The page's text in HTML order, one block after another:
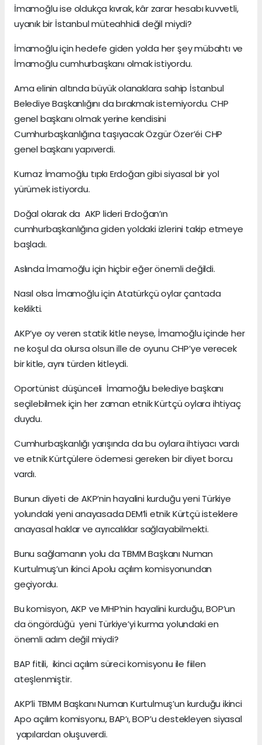
İmamoğlu ise oldukça kıvrak, kâr zarar hesabı kuvvetli,
uyanık bir İstanbul müteahhidi değil miydi?
İmamoğlu için hedefe giden yolda her şey mübahtı ve
İmamoğlu cumhurbaşkanı olmak istiyordu.
Ama elinin altında büyük olanaklara sahip İstanbul
Belediye Başkanlığını da bırakmak istemiyordu. CHP
genel başkanı olmak yerine kendisini
Cumhurbaşkanlığına taşıyacak Özgür Özer’éi CHP
genel başkanı yapıverdi.
Kurnaz İmamoğlu tıpkı Erdoğan gibi siyasal bir yol
yürümek istiyordu.
Doğal olarak da AKP lideri Erdoğan’ın
cumhurbaşkanlığına giden yoldaki izlerini takip etmeye
başladı.
Aslında İmamoğlu için hiçbir eğer önemli değildi.
Nasıl olsa İmamoğlu için Atatürkçü oylar çantada
keklikti.
AKP’ye oy veren statik kitle neyse, İmamoğlu içinde her
ne koşul da olursa olsun ille de oyunu CHP’ye verecek
bir kitle, aynı türden kitleydi.
Oportünist düşünceli İmamoğlu belediye başkanı
seçilebilmek için her zaman etnik Kürtçü oylara ihtiyaç
duydu.
Cumhurbaşkanlığı yarışında da bu oylara ihtiyacı vardı
ve etnik Kürtçülere ödemesi gereken bir diyet borcu
vardı.
Bunun diyeti de AKP’nin hayalini kurduğu yeni Türkiye
yolundaki yeni anayasada DEM’li etnik Kürtçü isteklere
anayasal haklar ve ayrıcalıklar sağlayabilmekti.
Bunu sağlamanın yolu da TBMM Başkanı Numan
Kurtulmuş’un ikinci Apolu açılım komisyonundan
geçiyordu.
Bu komisyon, AKP ve MHP’nin hayalini kurduğu, BOP’un
da öngördüğü yeni Türkiye’yi kurma yolundaki en
önemli adım değil miydi?
BAP fitili, ikinci açılım süreci komisyonu ile fiilen
ateşlenmiştir.
AKP’li TBMM Başkanı Numan Kurtulmuş’un kurduğu ikinci
Apo açılım komisyonu, BAP’ı, BOP’u destekleyen siyasal
yapılardan oluşuverdi.